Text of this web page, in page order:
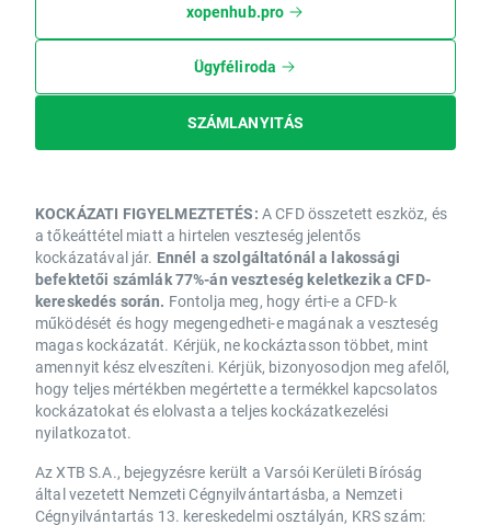
xopenhub.pro
Ügyféliroda
SZÁMLANYITÁS
KOCKÁZATI FIGYELMEZTETÉS: A CFD összetett eszköz, és
a tőkeáttétel miatt a hirtelen veszteség jelentős
kockázatával jár. Ennél a szolgáltatónál a lakossági
befektetői számlák 77%-án veszteség keletkezik a CFD-
kereskedés során. Fontolja meg, hogy érti-e a CFD-k
működését és hogy megengedheti-e magának a veszteség
magas kockázatát. Kérjük, ne kockáztasson többet, mint
amennyit kész elveszíteni. Kérjük, bizonyosodjon meg afelől,
hogy teljes mértékben megértette a termékkel kapcsolatos
kockázatokat és elolvasta a teljes kockázatkezelési
nyilatkozatot.
Az XTB S.A., bejegyzésre került a Varsói Kerületi Bíróság
által vezetett Nemzeti Cégnyilvántartásba, a Nemzeti
Cégnyilvántartás 13. kereskedelmi osztályán, KRS szám: